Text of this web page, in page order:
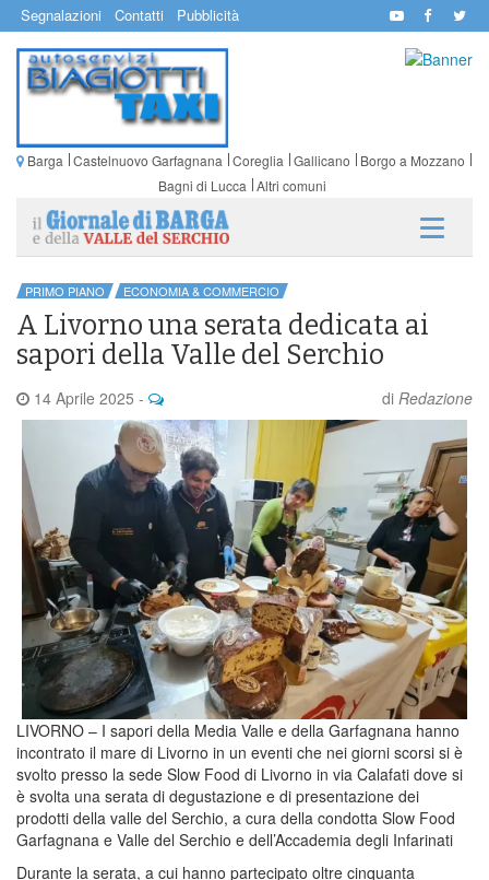
Segnalazioni Contatti Pubblicità
Barga Castelnuovo Garfagnana Coreglia Gallicano
Borgo a Mozzano
Bagni di Lucca Altri comuni
PRIMO PIANO ECONOMIA & COMMERCIO
A Livorno una serata dedicata ai
sapori della Valle del Serchio
14 Aprile 2025 - di Redazione
LIVORNO – I sapori della Media Valle e della Garfagnana hanno
incontrato il mare di Livorno in un eventi che nei giorni scorsi si è
svolto presso la sede Slow Food di Livorno in via Calafati dove si
è svolta una serata di degustazione e di presentazione dei
prodotti della valle del Serchio, a cura della condotta Slow Food
Garfagnana e Valle del Serchio e dell’Accademia degli Infarinati
Durante la serata, a cui hanno partecipato oltre cinquanta